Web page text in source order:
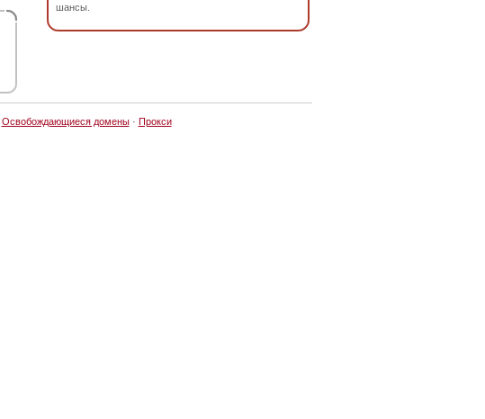
шансы.
Освобождающиеся домены· Прокси